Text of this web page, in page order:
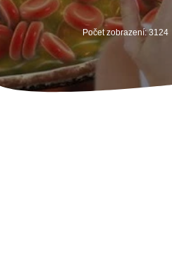
Počet zobrazení: 3124